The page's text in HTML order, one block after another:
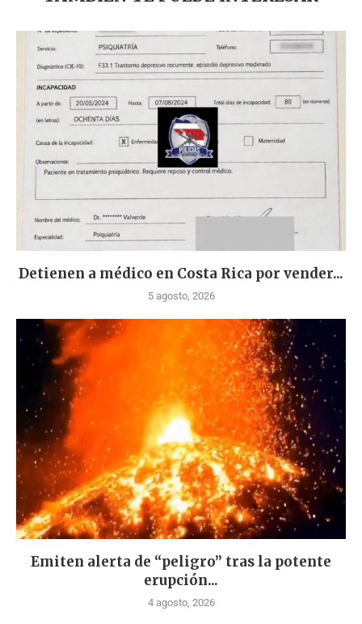
Detienen a médico en Costa Rica por vender...
5 agosto, 2026
Emiten alerta de “peligro” tras la potente
erupción...
4 agosto, 2026